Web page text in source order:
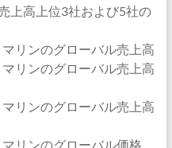
上高上位3社および5社の
リンのグローバル売上高
リンのグローバル売上高
リンのグローバル売上高
リンのグローバル価格